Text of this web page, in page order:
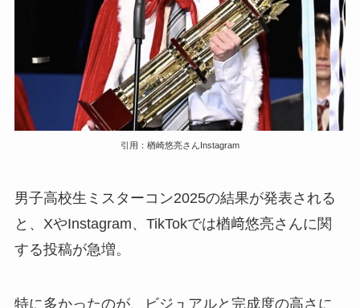
引用：楢崎悠亮さんInstagram
男子高校生ミスターコン2025の結果が発表される
と、XやInstagram、TikTokでは楢﨑悠亮さんに関
する投稿が急増。
特に多かったのが、ビジュアルと完成度の高さに